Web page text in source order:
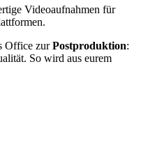
Videoaufnahmen für
Office zurPostproduktion:
So wird aus eurem